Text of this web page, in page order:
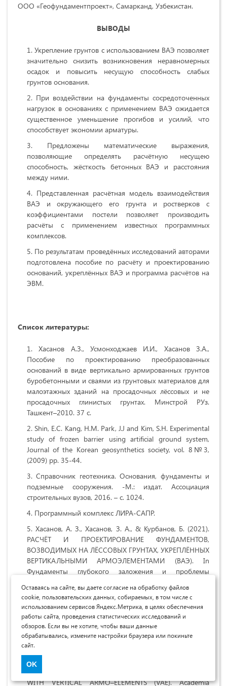
ООО «Геофундаментпроект», Самарканд, Узбекистан.
ВЫВОДЫ
Укрепление грунтов с использованием ВАЭ позволяет
значительно снизить возникновения неравномерных
осадок и повысить несущую способность слабых
грунтов основания.
При воздействии на фундаменты сосредоточенных
нагрузок в основаниях с применением ВАЭ ожидается
существенное уменьшение прогибов и усилий, что
способствует экономии арматуры.
Предложены математические выражения,
позволяющие определять расчётную несущею
способность, жёсткость бетонных ВАЭ и расстояния
между ними.
Представленная расчётная модель взаимодействия
ВАЭ и окружающего его грунта и ростверков с
коэффициентами постели позволяет производить
расчёты с применением известных программных
комплексов.
По результатам проведённых исследований авторами
подготовлена пособие по расчёту и проектированию
оснований, укреплённых ВАЭ и программа расчётов на
ЭВМ.
Список литературы:
Хасанов А.З., Усмонходжаев И.И., Хасанов З.А.,
Пособие по проектированию преобразованных
оснований в виде вертикально армированных грунтов
буробетонными и сваями из грунтовых материалов для
малоэтажных зданий на просадочных лёссовых и не
просадочных глинистых грунтах. Минстрой РУз.
Ташкент–2010. 37 с.
Shin, E.C. Kang, H.M. Park, J.J and Kim, S.H. Experimental
study of frozen barrier using artificial ground system,
Journal of the Korean geosynthetics society, vol. 8№3,
(2009) pp. 35-44.
Справочник геотехника. Основания, фундаменты и
подземные сооружения. -М.: издат. Ассоциация
строительных вузов, 2016. – с. 1024.
Программный комплекс ЛИРА-САПР.
Хасанов, А. З., Хасанов, З. А., & Курбанов, Б. (2021).
РАСЧЁТ И ПРОЕКТИРОВАНИЕ ФУНДАМЕНТОВ,
ВОЗВОДИМЫХ НА ЛЁССОВЫХ ГРУНТАХ, УКРЕПЛЁННЫХ
ВЕРТИКАЛЬНЫМИ АРМОЭЛЕМЕНТАМИ (ВАЭ). In
Фундаменты глубокого заложения и проблемы
Khasanov, A. Z., Khasanov, Z. A., & Kurbanov, B. (2021).
ウズベキスタンにおける砂免震. Menshin, (112), 62-69.
М.Н. Горбунов Пасадов, Г.А. Маликова Расчет
конструкций на упругом основании. М., Стройиздат,
1973 с. 17-28.
Irkinovich, K. B., & Shodiyor, O. (2023). CALCULATION
AND DERIGN OF FOUNDATIONS ON LYOSS SOIL BASES
WITH VERTICAL ARMO–ELEMENTS (VAE). Academia
Оставаясь на сайте, вы даете согласие на обработку файлов
cookie, пользовательских данных, собираемых, в том числе с
использованием сервисов Яндекс.Метрика, в целях обеспечения
работы сайта, проведения статистических исследований и
обзоров. Если вы не хотите, чтобы ваши данные
обрабатывались, измените настройки браузера или покиньте
сайт.
OK